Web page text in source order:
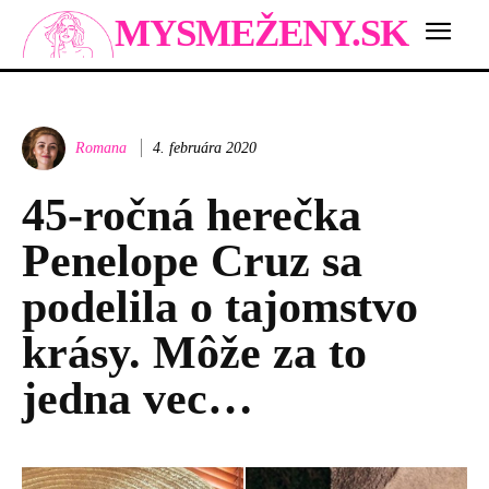
MYSMEŽENY.SK
Romana 4. februára 2020
45-ročná herečka
Penelope Cruz sa
podelila o tajomstvo
krásy. Môže za to
jedna vec…